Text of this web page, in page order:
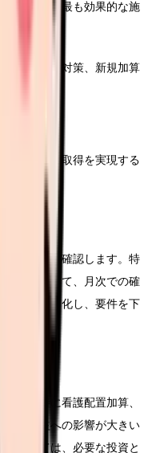
得と管理は最も効果的な施
ら算定漏れ対策、新規加算
最適な加算取得を実現する
要です。
充足状況を確認します。特
要件について、月次での確
移をグラフ化し、要件を下
す。特に看護配置加算、
ど、収益への影響が大きい
たっては、必要な投資と